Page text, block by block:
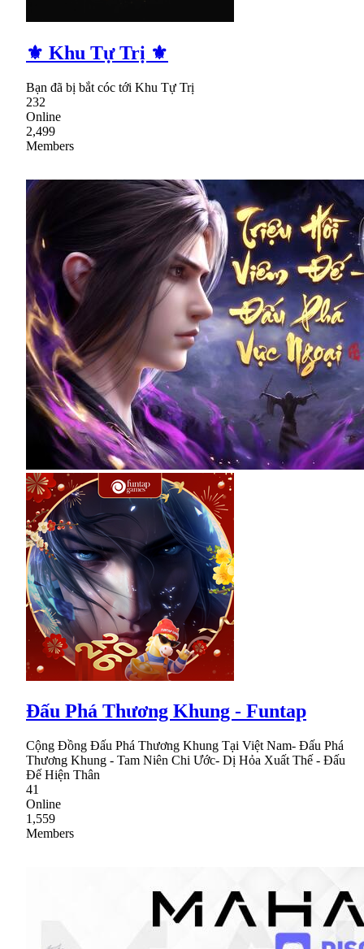
⚜ Khu Tự Trị ⚜
Bạn đã bị bắt cóc tới Khu Tự Trị
232
Online
2,499
Members
Đấu Phá Thương Khung - Funtap
Cộng Đồng Đấu Phá Thương Khung Tại Việt Nam- Đấu Phá
Thương Khung - Tam Niên Chi Ước- Dị Hỏa Xuất Thế - Đấu
Đế Hiện Thân
41
Online
1,559
Members